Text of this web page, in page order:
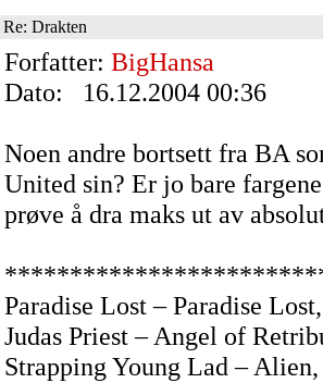
Re: Drakten
Forfatter: BigHansa
Dato: 16.12.2004 00:36
Noen andre bortsett fra BA
United sin? Er jo bare
prøve å dra maks ut av
Paradise Lost – Paradise
Judas Priest – Angel of
Strapping Young Lad –